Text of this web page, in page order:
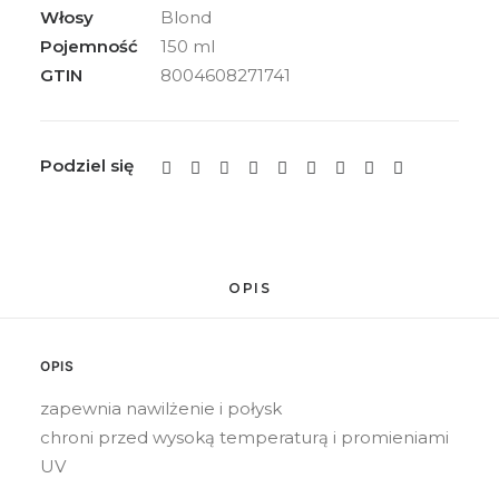
Włosy
Blond
Pojemność
150 ml
GTIN
8004608271741
Podziel się
OPIS
OPIS
zapewnia nawilżenie i połysk
chroni przed wysoką temperaturą i promieniami
UV